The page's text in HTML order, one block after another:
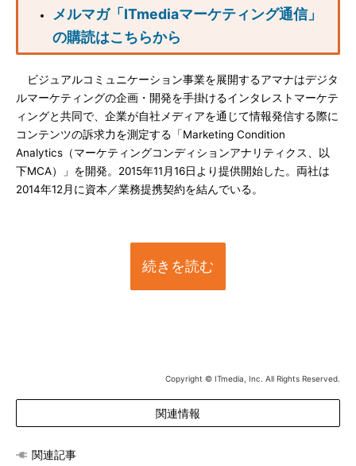
メルマガ「ITmediaマーケティング通信」
の購読はこちらから
ビジュアルコミュニケーション事業を展開するアマナはデジタ
ルマーケティングの企画・開発を手掛けるインタレストマーケテ
ィングと共同で、企業が自社メディアを通じて情報発信する際に
コンテンツの訴求力を測定する「Marketing Condition
Analytics（マーケティングコンディションアナリティクス、以
下MCA）」を開発。2015年11月16日より提供開始した。両社は
2014年12月に資本／業務提携契約を結んでいる。
続きを読む
Copyright © ITmedia, Inc. All Rights Reserved.
関連情報
関連記事